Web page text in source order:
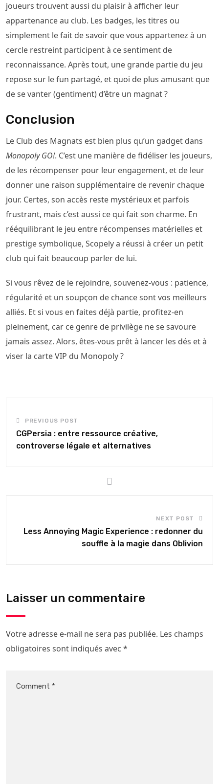
joueurs trouvent aussi du plaisir à afficher leur
appartenance au club. Les badges, les titres ou
simplement le fait de savoir que vous appartenez à un
cercle restreint participent à ce sentiment de
reconnaissance. Après tout, une grande partie du jeu
repose sur le fun partagé, et quoi de plus amusant que
de se vanter (gentiment) d’être un magnat ?
Conclusion
Le Club des Magnats est bien plus qu’un gadget dans
Monopoly GO!. C’est une manière de fidéliser les joueurs,
de les récompenser pour leur engagement, et de leur
donner une raison supplémentaire de revenir chaque
jour. Certes, son accès reste mystérieux et parfois
frustrant, mais c’est aussi ce qui fait son charme. En
rééquilibrant le jeu entre récompenses matérielles et
prestige symbolique, Scopely a réussi à créer un petit
club qui fait beaucoup parler de lui.
Si vous rêvez de le rejoindre, souvenez-vous : patience,
régularité et un soupçon de chance sont vos meilleurs
alliés. Et si vous en faites déjà partie, profitez-en
pleinement, car ce genre de privilège ne se savoure
jamais assez. Alors, êtes-vous prêt à lancer les dés et à
viser la carte VIP du Monopoly ?
PREVIOUS POST
CGPersia : entre ressource créative,
controverse légale et alternatives
NEXT POST
Less Annoying Magic Experience : redonner du
souffle à la magie dans Oblivion
Laisser un commentaire
Votre adresse e-mail ne sera pas publiée. Les champs
obligatoires sont indiqués avec *